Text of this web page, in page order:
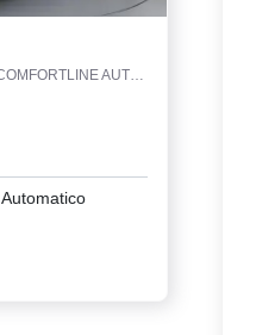
1.0 200 TSI TOTAL FLEX COMFORTLINE AUTOMÁTICO
Automatico